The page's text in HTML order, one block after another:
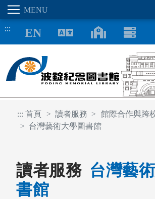
:::
::: 首頁 讀者服務
館際合作與跨
台灣藝術大學圖書館
讀者服務 台灣藝
書館